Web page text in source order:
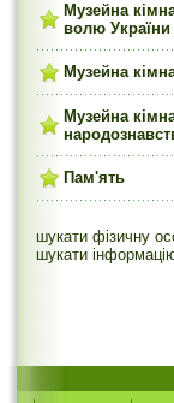
Музейна
волю України
Музейна
Музейна
Пам'ять
шукати фізичну
шукати